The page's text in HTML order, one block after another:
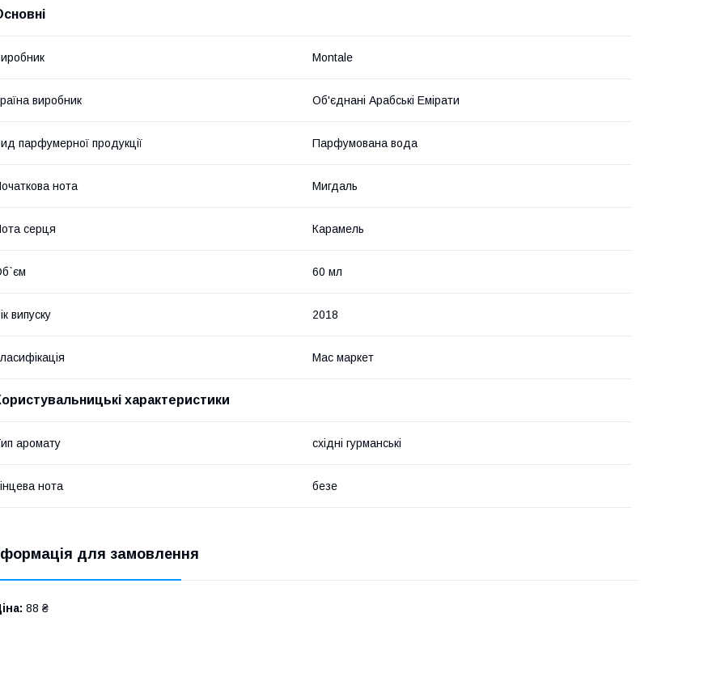
Montale
виробник Об'єднані Арабські Емірати
парфумерної продукції Парфумована вода
нота Мигдаль
серця Карамель
60 мл
випуску 2018
Мас маркет
характеристики
аромату східні гурманські
нота безе
для замовлення
88 ₴